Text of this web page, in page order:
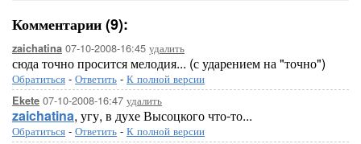
Комментарии (9):
zaichatina 07-10-2008-16:45 удалить
сюда точно просится мелодия... (с ударением на "точно")
Обратиться - Ответить - К полной версии
Ekete 07-10-2008-16:47 удалить
zaichatina, угу, в духе Высоцкого что-то...
Обратиться - Ответить - К полной версии